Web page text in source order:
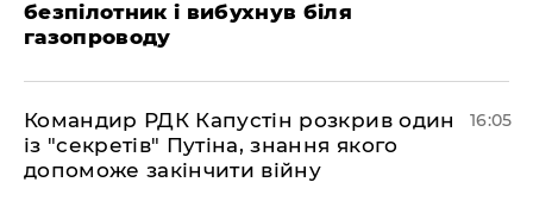
безпілотник і вибухнув біля
газопроводу
Командир РДК Капустін розкрив один
із "секретів" Путіна, знання якого
допоможе закінчити війну
16:05